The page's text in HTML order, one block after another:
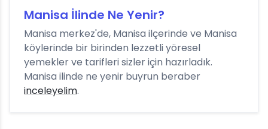
Manisa İlinde Ne Yenir?
Manisa merkez'de, Manisa ilçerinde ve Manisa
köylerinde bir birinden lezzetli yöresel
yemekler ve tarifleri sizler için hazırladık.
Manisa ilinde ne yenir buyrun beraber
inceleyelim.